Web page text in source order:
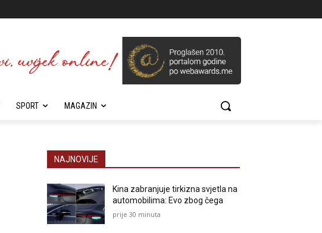
SPORT MAGAZIN
NAJNOVIJE
Kina zabranjuje tirkizna svjetla na
automobilima: Evo zbog čega
prije 30 minuta